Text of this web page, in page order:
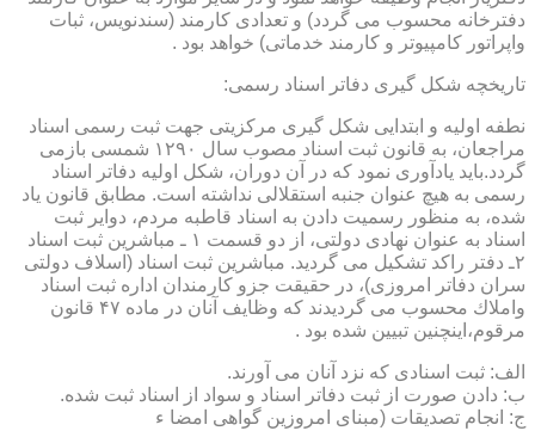
دفترخانه محسوب می گردد) و تعدادی كارمند (سندنویس، ثبات
واپراتور كامپیوتر و كارمند خدماتی) خواهد بود .
تاریخچه شكل گیری دفاتر اسناد رسمی:
نطفه اولیه و ابتدایی شكل گیری مركزیتی جهت ثبت رسمی اسناد
مراجعان، به قانون ثبت اسناد مصوب سال ۱۲۹۰ شمسی بازمی
گردد.باید یادآوری نمود كه در آن دوران، شكل اولیه دفاتر اسناد
رسمی به هیچ عنوان جنبه استقلالی نداشته است. مطابق قانون یاد
شده، به منظور رسمیت دادن به اسناد قاطبه مردم، دوایر ثبت
اسناد به عنوان نهادی دولتی، از دو قسمت ۱ ـ مباشرین ثبت اسناد
۲ـ دفتر راكد تشكیل می گردید. مباشرین ثبت اسناد (اسلاف دولتی
سران دفاتر امروزی)، در حقیقت جزو كارمندان اداره ثبت اسناد
واملاك محسوب می گردیدند كه وظایف آنان در ماده ۴۷ قانون
مرقوم،اینچنین تبیین شده بود .
الف: ثبت اسنادی كه نزد آنان می آورند.
ب: دادن صورت از ثبت دفاتر اسناد و سواد از اسناد ثبت شده.
ج: انجام تصدیقات (مبنای امروزین گواهی امضا ء